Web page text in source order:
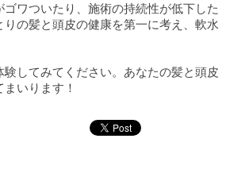
ワついたり、施術の持続性が低下した
の髪と頭皮の健康を第一に考え、軟水
してみてください。あなたの髪と頭皮
いります！